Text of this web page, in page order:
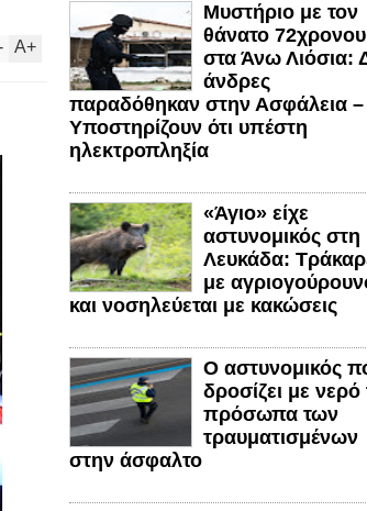
A+
Μυστήριο με τον
θάνατο 72χρονου
στα Άνω Λιόσια:
άνδρες
παραδόθηκαν στην Ασφάλεια –
Υποστηρίζουν ότι υπέστη
ηλεκτροπληξία
«Άγιο» είχε
αστυνομικός στη
Λευκάδα:
με
και νοσηλεύεται με κακώσεις
Ο αστυνομικός
δροσίζει με νερό
πρόσωπα των
τραυματισμένων
στην άσφαλτο